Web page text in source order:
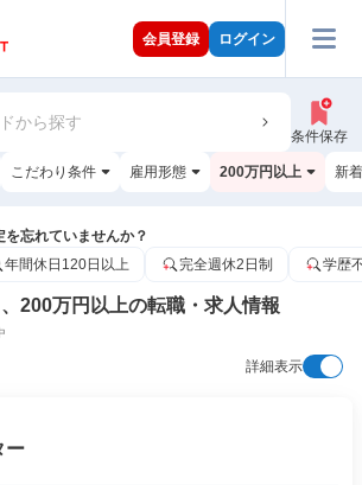
会員登録 ログイン
から探す
条件保存
こだわり条件 雇用形態 200万円以上 新
忘れていませんか？
年間休日120日以上 完全週休2日制 学歴
200万円以上の転職・求人情報
詳細表示
ー